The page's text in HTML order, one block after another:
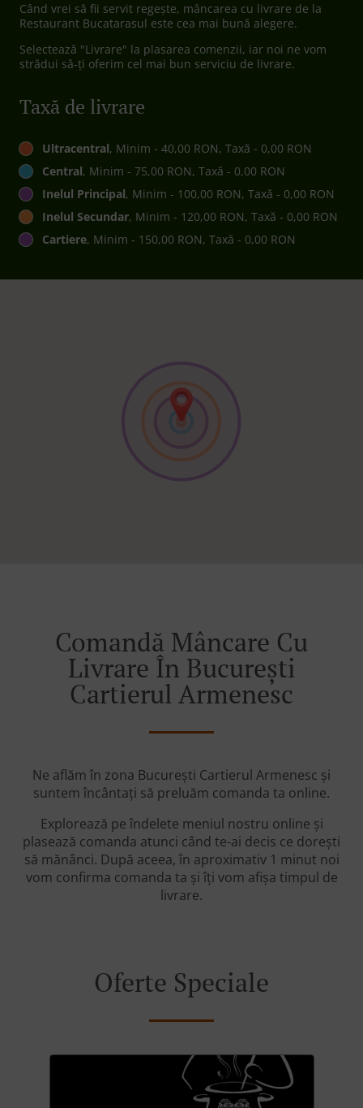
Când vrei să fii servit regește, mâncarea cu livrare de la
Restaurant Bucatarasul este cea mai bună alegere.
Selectează "Livrare" la plasarea comenzii, iar noi ne vom
strădui să-ți oferim cel mai bun serviciu de livrare.
Taxă de livrare
Ultracentral, Minim - 40,00 RON, Taxă - 0,00 RON
Central, Minim - 75,00 RON, Taxă - 0,00 RON
Inelul Principal, Minim - 100,00 RON, Taxă - 0,00 RON
Inelul Secundar, Minim - 120,00 RON, Taxă - 0,00 RON
Cartiere, Minim - 150,00 RON, Taxă - 0,00 RON
Comandă Mâncare Cu
Livrare În București
Cartierul Armenesc
Ne aflăm în zona București Cartierul Armenesc și
suntem încântați să preluăm comanda ta online.
Explorează pe îndelete meniul nostru online și
plasează comanda atunci când te-ai decis ce dorești
să mănânci. După aceea, în aproximativ 1 minut noi
vom confirma comanda ta și îți vom afișa timpul de
livrare.
Oferte Speciale